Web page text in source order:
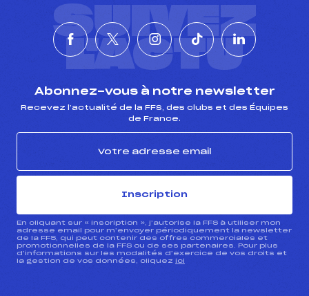
SUIVEZ
L'ACTU
Abonnez-vous à notre newsletter
Recevez l’actualité de la FFS, des clubs et des Équipes
de France.
Inscription
En cliquant sur « inscription », j’autorise la FFS à utiliser mon
adresse email pour m’envoyer périodiquement la newsletter
de la FFS, qui peut contenir des offres commerciales et
promotionnelles de la FFS ou de ses partenaires. Pour plus
d’informations sur les modalités d’exercice de vos droits et
la gestion de vos données, cliquez ici